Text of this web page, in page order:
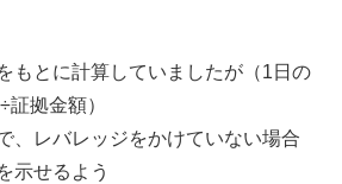
もとに計算していましたが（1日の
証拠金額）
、レバレッジをかけていない場合
示せるよう